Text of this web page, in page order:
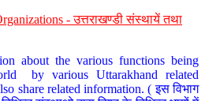
- उत्तराखण्डी संस्थायें तथा
about the various functions being
by various Uttarakhand related
share related information. ( इस विभाग